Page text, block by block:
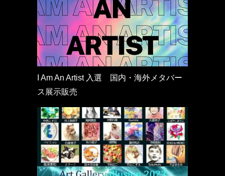
I Am An Artist 入選 国内・海外メタバー
ス展示販売